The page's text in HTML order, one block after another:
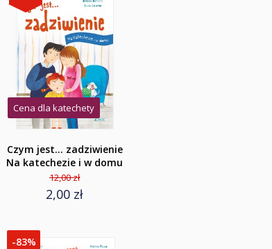
Cena dla katechety
Czym jest... zadziwienie
Na katechezie i w domu
12,00 zł
2,00 zł
-83%